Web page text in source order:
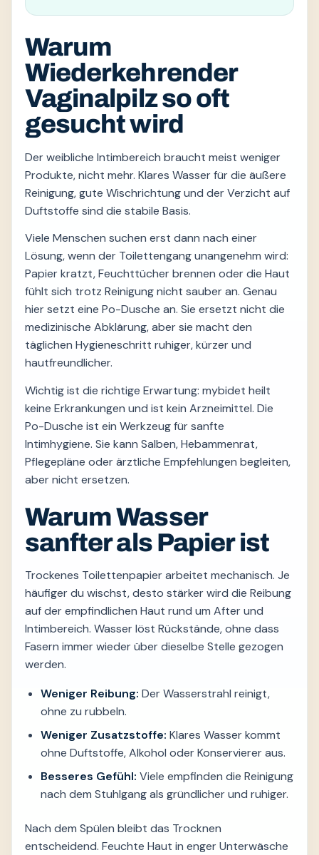
Warum
Wiederkehrender
Vaginalpilz so oft
gesucht wird
Der weibliche Intimbereich braucht meist weniger
Produkte, nicht mehr. Klares Wasser für die äußere
Reinigung, gute Wischrichtung und der Verzicht auf
Duftstoffe sind die stabile Basis.
Viele Menschen suchen erst dann nach einer
Lösung, wenn der Toilettengang unangenehm wird:
Papier kratzt, Feuchttücher brennen oder die Haut
fühlt sich trotz Reinigung nicht sauber an. Genau
hier setzt eine Po-Dusche an. Sie ersetzt nicht die
medizinische Abklärung, aber sie macht den
täglichen Hygieneschritt ruhiger, kürzer und
hautfreundlicher.
Wichtig ist die richtige Erwartung: mybidet heilt
keine Erkrankungen und ist kein Arzneimittel. Die
Po-Dusche ist ein Werkzeug für sanfte
Intimhygiene. Sie kann Salben, Hebammenrat,
Pflegepläne oder ärztliche Empfehlungen begleiten,
aber nicht ersetzen.
Warum Wasser
sanfter als Papier ist
Trockenes Toilettenpapier arbeitet mechanisch. Je
häufiger du wischst, desto stärker wird die Reibung
auf der empfindlichen Haut rund um After und
Intimbereich. Wasser löst Rückstände, ohne dass
Fasern immer wieder über dieselbe Stelle gezogen
werden.
Weniger Reibung: Der Wasserstrahl reinigt,
ohne zu rubbeln.
Weniger Zusatzstoffe: Klares Wasser kommt
ohne Duftstoffe, Alkohol oder Konservierer aus.
Besseres Gefühl: Viele empfinden die Reinigung
nach dem Stuhlgang als gründlicher und ruhiger.
Nach dem Spülen bleibt das Trocknen
entscheidend. Feuchte Haut in enger Unterwäsche